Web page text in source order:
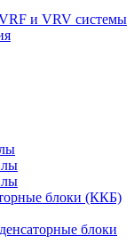
и VRV системы
блоки (ККБ)
блоки